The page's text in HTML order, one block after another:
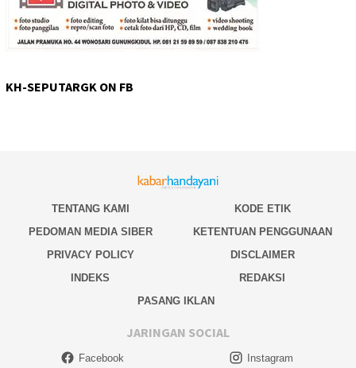
KH-SEPUTARGK ON FB
TENTANG KAMI
KODE ETIK
PEDOMAN MEDIA SIBER
KETENTUAN PENGGUNAAN
PRIVACY POLICY
DISCLAIMER
INDEKS
REDAKSI
PASANG IKLAN
JARINGAN SOCIAL
Facebook Instagram